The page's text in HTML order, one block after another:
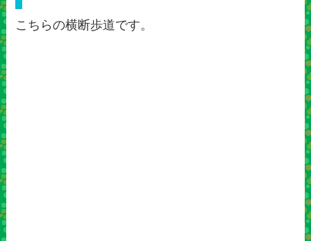
こちらの横断歩道です。